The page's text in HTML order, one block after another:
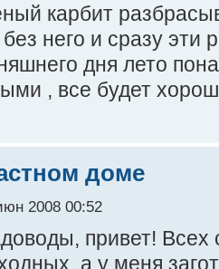
карбит
него и сразу эти
дня лето
, все будет
доме
2008 00:52
привет!
а у меня